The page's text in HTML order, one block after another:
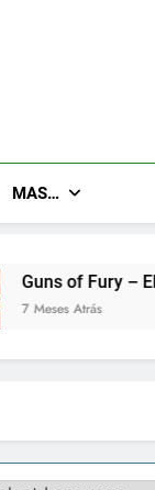
MAS…
Slug